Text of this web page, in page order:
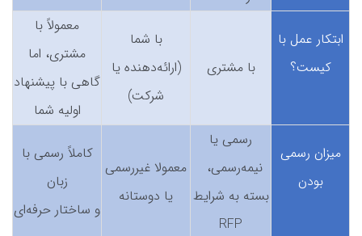
ابتکار عمل با
کیست؟
با مشتری
با شما
(ارائه‌دهنده یا
شرکت)
معمولاً با
مشتری، اما
گاهی با پیشنهاد
اولیه شما
میزان رسمی
بودن
رسمی یا
نیمه‌رسمی،
بسته به شرایط
RFP
معمولا غیررسمی
یا دوستانه
کاملاً رسمی با
زبان
و ساختار حرفه‌ای